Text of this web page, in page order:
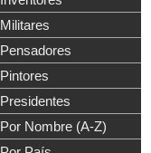
Militares
Pensadores
Pintores
Presidentes
Por Nombre (A-Z)